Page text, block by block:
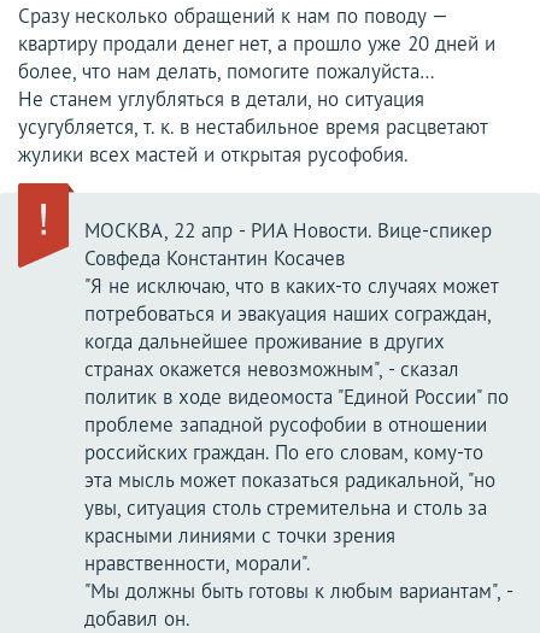
Сразу несколько обращений к нам по поводу —
квартиру продали денег нет, а прошло уже 20 дней и
более, что нам делать, помогите пожалуйста…
Не станем углубляться в детали, но ситуация
усугубляется, т. к. в нестабильное время расцветают
жулики всех мастей и открытая русофобия.
МОСКВА, 22 апр - РИА Новости. Вице-спикер
Совфеда Константин Косачев
"Я не исключаю, что в каких-то случаях может
потребоваться и эвакуация наших сограждан,
когда дальнейшее проживание в других
странах окажется невозможным", - сказал
политик в ходе видеомоста "Единой России" по
проблеме западной русофобии в отношении
российских граждан. По его словам, кому-то
эта мысль может показаться радикальной, "но
увы, ситуация столь стремительна и столь за
красными линиями с точки зрения
нравственности, морали".
"Мы должны быть готовы к любым вариантам", -
добавил он.